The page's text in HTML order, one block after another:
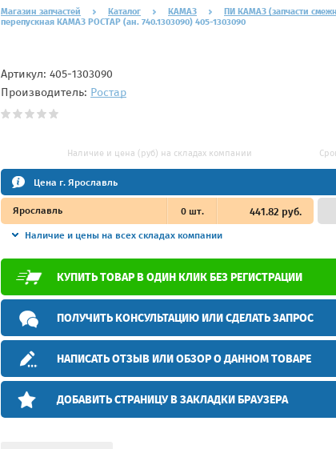
Магазин запчастей Каталог КАМАЗ ПИ КАМАЗ (запчасти
перепускная КАМАЗ РОСТАР (ан. 740.1303090) 405-1303090
Артикул: 405-1303090
Производитель: Ростар
Наличие и цена (руб) на складах компании
Цена г. Ярославль
Ярославль 0шт. 441.82 руб.
Наличие и цены на всех складах компании
КУПИТЬ ТОВАР В ОДИН КЛИК БЕЗ РЕГИСТРАЦИИ
ПОЛУЧИТЬ КОНСУЛЬТАЦИЮ ИЛИ СДЕЛАТЬ ЗАПРОС
НАПИСАТЬ ОТЗЫВ ИЛИ ОБЗОР О ДАННОМ ТОВАРЕ
ДОБАВИТЬ СТРАНИЦУ В ЗАКЛАДКИ БРАУЗЕРА